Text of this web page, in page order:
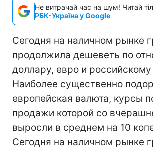
Не витрачай час на шум! Читай
РБК-Україна у Google
Сегодня на наличном рынке
продолжила дешеветь по
доллару, евро и
Наиболее существенно
европейская валюта, курсы
продажи которой со
выросли в среднем на 10
Сегодня на наличном рынке